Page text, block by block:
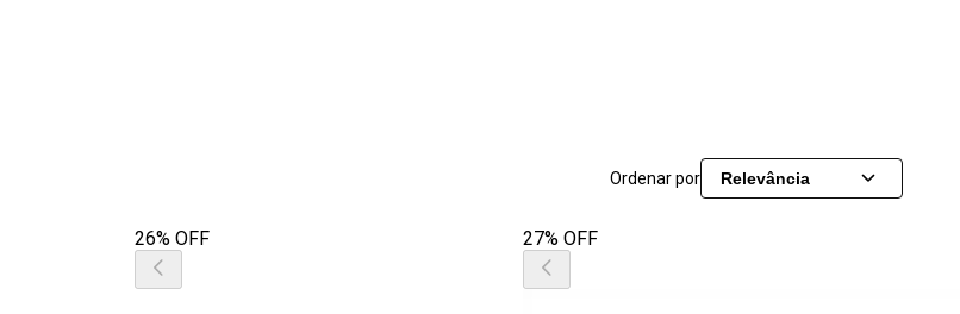
Ordenar por Relevância
26% OFF 27% OFF